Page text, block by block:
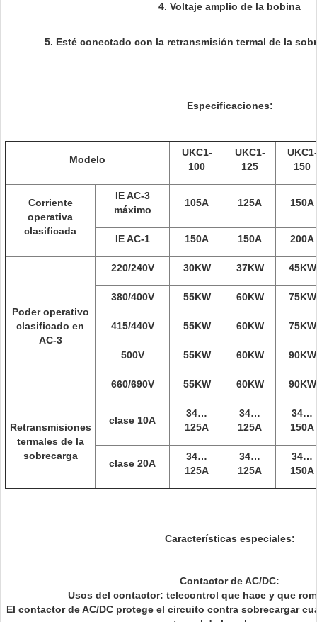
4. Voltaje amplio de la bobina
5. Esté conectado con la retransmisión termal de la
Especificaciones:
Modelo
UKC1-
100
UKC1-
125
UKC1-
150
Corriente
operativa
clasificada
IE AC-3
máximo
105A 125A 150A
IE AC-1 150A 150A 200A
Poder operativo
clasificado en
AC-3
220/240V 30KW 37KW 45KW
380/400V 55KW 60KW 75KW
415/440V 55KW 60KW 75KW
500V 55KW 60KW 90KW
660/690V 55KW 60KW 90KW
Retransmisiones
termales de la
sobrecarga
clase 10A
34…
125A
34…
125A
34…
150A
clase 20A
34…
125A
34…
125A
34…
150A
Características especiales:
Contactor de AC/DC:
Usos del contactor: telecontrol que hace y que
El contactor de AC/DC protege el circuito contra sobrecargar